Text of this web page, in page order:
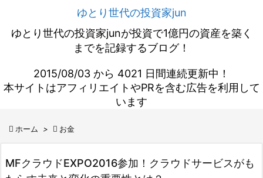
ゆとり世代の投資家jun
ゆとり世代の投資家junが投資で1億円の資産を築く
までを記録するブログ！
2015/08/03 から 4021 日間連続更新中！
本サイトはアフィリエイトやPRを含む広告を利用して
います
 ホーム >  お金
MFクラウドEXPO2016参加！クラウドサービスがも